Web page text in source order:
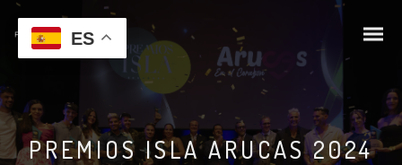
PREMIOS ISLA ARUCAS 2024
ES